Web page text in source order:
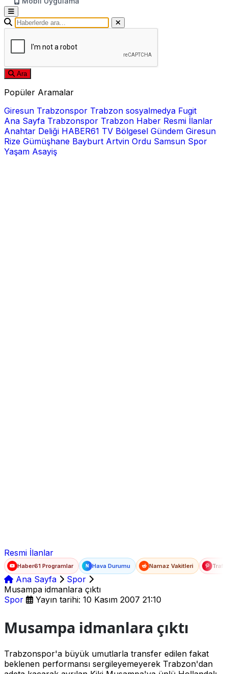
Ara
Popüler Aramalar
Giresun Trabzonspor Trabzon sosyalmedya Fugit
Ana Sayfa Trabzonspor Trabzon Haber Resmi İlanlar
Anahtar Deliği HABER61 TV Bölgesel Gündem Giresun
Rize Gümüşhane Bayburt Artvin Ordu Samsun Spor
Yaşam Asayiş
Resmi İlanlar
Haber61 Programlar N Hava Durumu Namaz Vakitleri
Ana Sayfa
Spor
Musampa idmanlara çıktı
Spor
Yayın tarihi: 10 Kasım 2007 21:10
Musampa idmanlara çıktı
Trabzonspor'a büyük umutlarla transfer edilen fakat
beklenen performansı sergileyemeyerek Trabzon'dan